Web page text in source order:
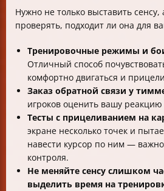
Нужно не только выставить сенсу,
проверять, подходит ли она для
Тренировочные режимы и
Отличный способ
комфортно двигаться и
Заказ обратной связи у
игроков оценить вашу реакцию
Тесты с прицеливанием на
экране несколько точек и
навести курсор по ним —
контроля.
Не меняйте сенсу слишком
выделить время на